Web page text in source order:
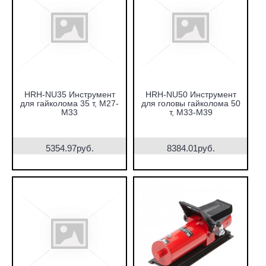
HRH-NU35 Инструмент
для гайколома 35 т, М27-
М33
5354.97руб.
HRH-NU50 Инструмент
для головы гайколома 50
т, М33-М39
8384.01руб.